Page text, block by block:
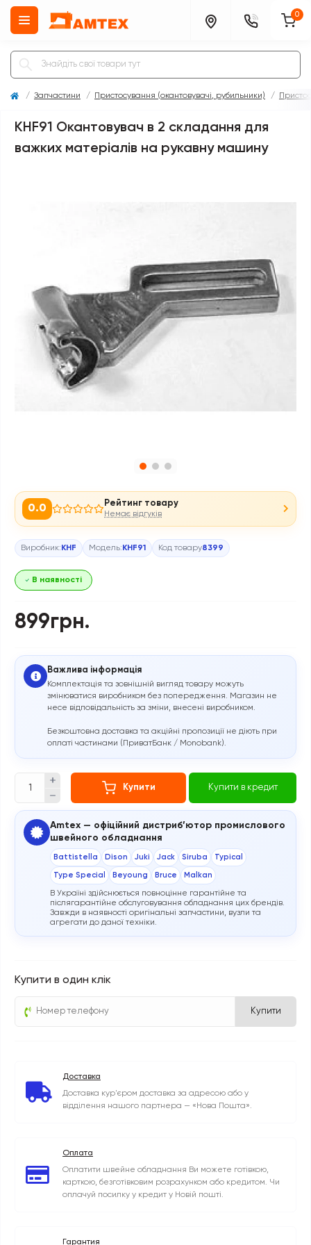
0
Запчастини Пристосування (окантовувачі, рубильники)
KHF91 Окантовувач в 2 складання для
важких матеріалів на рукавну машину
0.0 Рейтинг товару
Немає відгуків
Виробник: KHF Модель: KHF91 Код товару8399
В наявності
899грн.
Важлива інформація
Комплектація та зовнішній вигляд товару можуть
змінюватися виробником без попередження. Магазин не
несе відповідальність за зміни, внесені виробником.
Безкоштовна доставка та акційні пропозиції не діють при
оплаті частинами (ПриватБанк / Monobank).
Купити Купити в кредит
Amtex — офіційний дистриб’ютор промислового
швейного обладнання
Battistella Dison Juki Jack Siruba Typical
Type Special Beyoung Bruce Malkan
В Україні здійснюється повноцінне гарантійне та
післягарантійне обслуговування обладнання цих брендів.
Завжди в наявності оригінальні запчастини, вузли та
агрегати до даної техніки.
Купити в один клік
Купити
Доставка
Доставка кур'єром доставка за адресою або у
відділення нашого партнера — «Нова Пошта».
Оплата
Оплатити швейне обладнання Ви можете готівкою,
карткою, безготівковим розрахунком або кредитом. Чи
оплачуй посилку у кредит у Новій пошті.
Гарантия